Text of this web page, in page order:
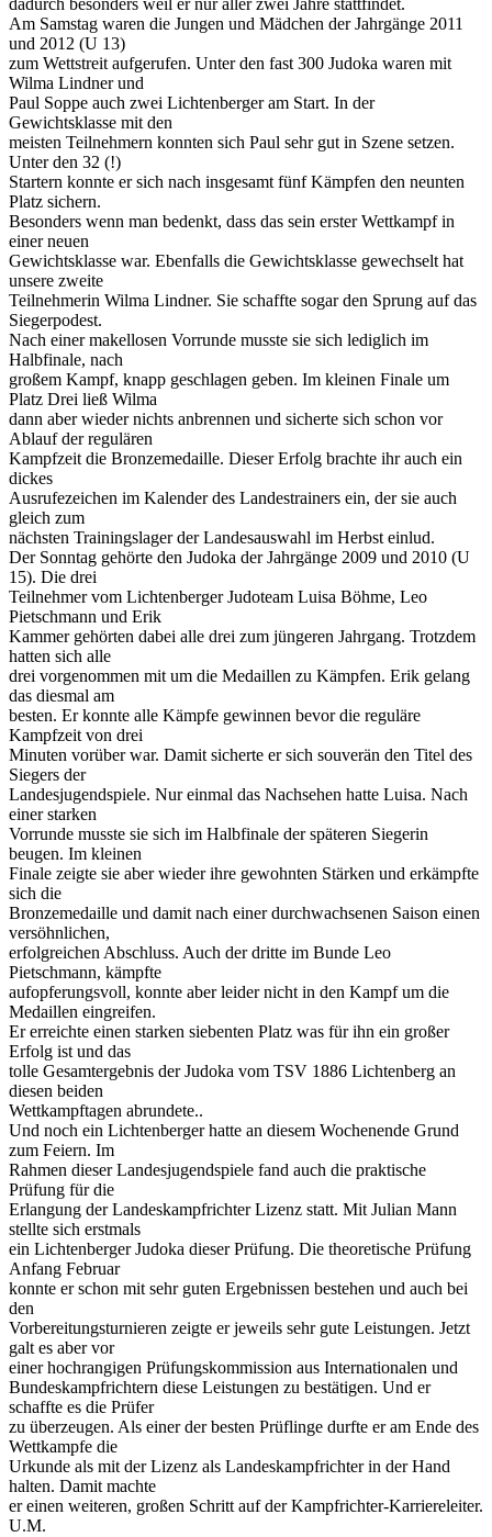
dadurch besonders weil er nur aller zwei Jahre stattfindet.
Am Samstag waren die Jungen und Mädchen der Jahrgänge 2011
und 2012 (U 13)
zum Wettstreit aufgerufen. Unter den fast 300 Judoka waren mit
Wilma Lindner und
Paul Soppe auch zwei Lichtenberger am Start. In der
Gewichtsklasse mit den
meisten Teilnehmern konnten sich Paul sehr gut in Szene setzen.
Unter den 32 (!)
Startern konnte er sich nach insgesamt fünf Kämpfen den neunten
Platz sichern.
Besonders wenn man bedenkt, dass das sein erster Wettkampf in
einer neuen
Gewichtsklasse war. Ebenfalls die Gewichtsklasse gewechselt hat
unsere zweite
Teilnehmerin Wilma Lindner. Sie schaffte sogar den Sprung auf das
Siegerpodest.
Nach einer makellosen Vorrunde musste sie sich lediglich im
Halbfinale, nach
großem Kampf, knapp geschlagen geben. Im kleinen Finale um
Platz Drei ließ Wilma
dann aber wieder nichts anbrennen und sicherte sich schon vor
Ablauf der regulären
Kampfzeit die Bronzemedaille. Dieser Erfolg brachte ihr auch ein
dickes
Ausrufezeichen im Kalender des Landestrainers ein, der sie auch
gleich zum
nächsten Trainingslager der Landesauswahl im Herbst einlud.
Der Sonntag gehörte den Judoka der Jahrgänge 2009 und 2010 (U
15). Die drei
Teilnehmer vom Lichtenberger Judoteam Luisa Böhme, Leo
Pietschmann und Erik
Kammer gehörten dabei alle drei zum jüngeren Jahrgang. Trotzdem
hatten sich alle
drei vorgenommen mit um die Medaillen zu Kämpfen. Erik gelang
das diesmal am
besten. Er konnte alle Kämpfe gewinnen bevor die reguläre
Kampfzeit von drei
Minuten vorüber war. Damit sicherte er sich souverän den Titel des
Siegers der
Landesjugendspiele. Nur einmal das Nachsehen hatte Luisa. Nach
einer starken
Vorrunde musste sie sich im Halbfinale der späteren Siegerin
beugen. Im kleinen
Finale zeigte sie aber wieder ihre gewohnten Stärken und erkämpfte
sich die
Bronzemedaille und damit nach einer durchwachsenen Saison einen
versöhnlichen,
erfolgreichen Abschluss. Auch der dritte im Bunde Leo
Pietschmann, kämpfte
aufopferungsvoll, konnte aber leider nicht in den Kampf um die
Medaillen eingreifen.
Er erreichte einen starken siebenten Platz was für ihn ein großer
Erfolg ist und das
tolle Gesamtergebnis der Judoka vom TSV 1886 Lichtenberg an
diesen beiden
Wettkampftagen abrundete..
Und noch ein Lichtenberger hatte an diesem Wochenende Grund
zum Feiern. Im
Rahmen dieser Landesjugendspiele fand auch die praktische
Prüfung für die
Erlangung der Landeskampfrichter Lizenz statt. Mit Julian Mann
stellte sich erstmals
ein Lichtenberger Judoka dieser Prüfung. Die theoretische Prüfung
Anfang Februar
konnte er schon mit sehr guten Ergebnissen bestehen und auch bei
den
Vorbereitungsturnieren zeigte er jeweils sehr gute Leistungen. Jetzt
galt es aber vor
einer hochrangigen Prüfungskommission aus Internationalen und
Bundeskampfrichtern diese Leistungen zu bestätigen. Und er
schaffte es die Prüfer
zu überzeugen. Als einer der besten Prüflinge durfte er am Ende des
Wettkampfe die
Urkunde als mit der Lizenz als Landeskampfrichter in der Hand
halten. Damit machte
er einen weiteren, großen Schritt auf der Kampfrichter-Karriereleiter.
U.M.